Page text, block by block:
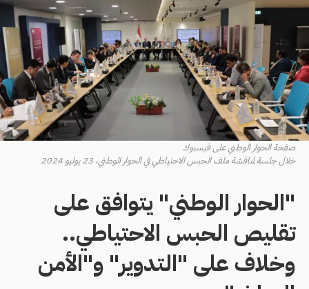
صفحة الحوار الوطني على فيسبوك
خلال جلسة لمناقشة ملف الحبس الاحتياطي في الحوار الوطني، 23 يوليو 2024
"الحوار الوطني" يتوافق على
تقليص الحبس الاحتياطي..
وخلاف على "التدوير" و"الأمن